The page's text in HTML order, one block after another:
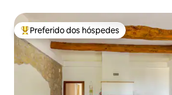
Entre os melhores preferidos dos
Preferido dos hóspedes